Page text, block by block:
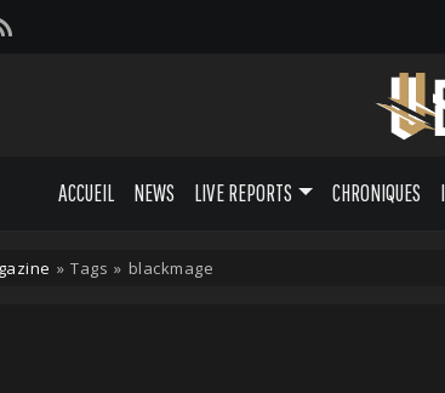
ACCUEIL NEWS LIVE REPORTS CHRONIQUES
» Tags » blackmage